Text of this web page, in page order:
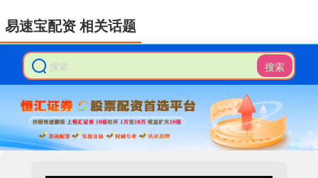
搜索
易速宝配资 相关话题